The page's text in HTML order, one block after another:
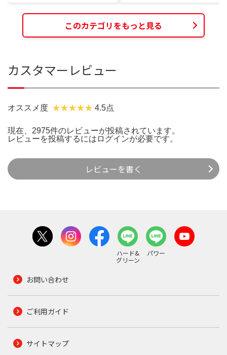
このカテゴリをもっと見る
カスタマーレビュー
オススメ度 4.5点
現在、2975件のレビューが投稿されています。
レビューを投稿するには ログインが必要です。
レビューを書く
ハード&
グリーン
パワー
お問い合わせ
ご利用ガイド
サイトマップ